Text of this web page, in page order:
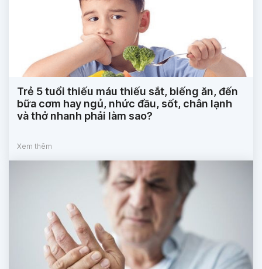
Trẻ 5 tuổi thiếu máu thiếu sắt, biếng ăn, đến
bữa cơm hay ngủ, nhức đầu, sốt, chân lạnh
và thở nhanh phải làm sao?
Xem thêm